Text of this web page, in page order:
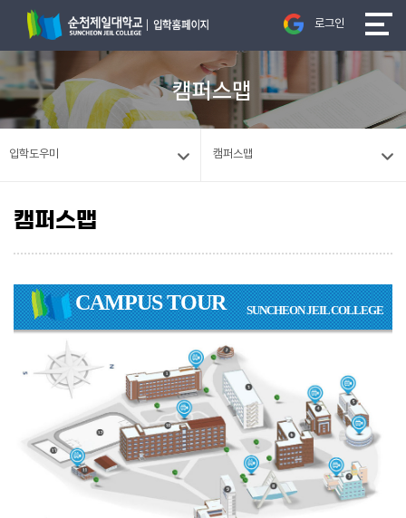
로그인
캠퍼스맵
입학도우미 캠퍼스맵
캠퍼스맵
CAMPUS TOUR SUNCHEON JEIL COLLEGE